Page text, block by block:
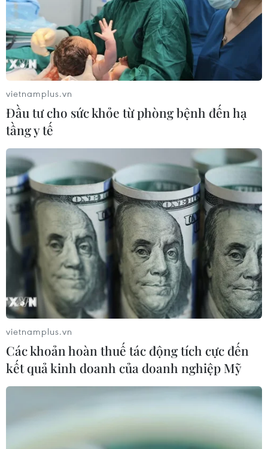
chuẩn an toàn để giúp Nhật Bản đạt được mục tiêu đạt
được mức trung hòa carbon vào năm 2050.
vietnamplus.vn
Đầu tư cho sức khỏe từ phòng bệnh đến hạ
tầng y tế
vietnamplus.vn
Các khoản hoàn thuế tác động tích cực đến
kết quả kinh doanh của doanh nghiệp Mỹ